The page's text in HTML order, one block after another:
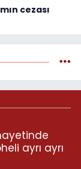
cezası
ayrı ayrı